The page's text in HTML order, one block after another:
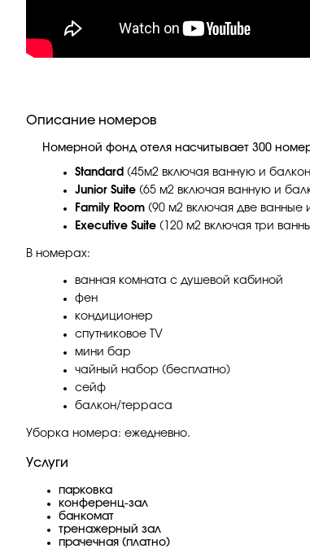
Описание номеров
Номерной фонд отеля насчитывает 300
Standard (45м2 включая ванную и
Junior Suite (65 м2 включая ванную и
Family Room (90 м2 включая две ванные
Executive Suite (120 м2 включая три
В номерах:
ванная комната с душевой кабиной
фен
кондиционер
спутниковое TV
мини бар
чайный набор (бесплатно)
сейф
балкон/терраса
Уборка номера: ежедневно.
Услуги
парковка
конференц-зал
банкомат
тренажерный зал
прачечная (платно)